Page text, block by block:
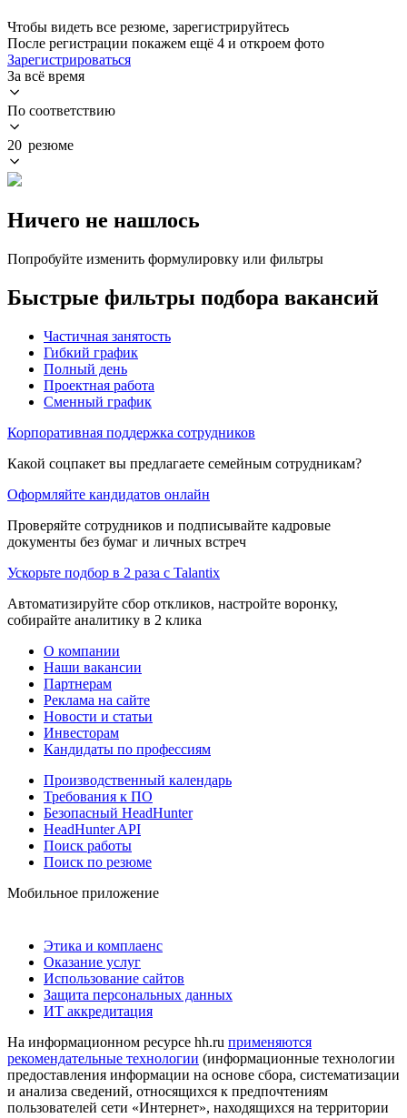
Чтобы видеть все резюме, зарегистрируйтесь
После регистрации покажем ещё 4 и откроем фото
Зарегистрироваться
За всё время
По соответствию
20 резюме
Ничего не нашлось
Попробуйте изменить формулировку или фильтры
Быстрые фильтры подбора вакансий
Частичная занятость
Гибкий график
Полный день
Проектная работа
Сменный график
Корпоративная поддержка сотрудников
Какой соцпакет вы предлагаете семейным сотрудникам?
Оформляйте кандидатов онлайн
Проверяйте сотрудников и подписывайте кадровые
документы без бумаг и личных встреч
Ускорьте подбор в 2 раза с Talantix
Автоматизируйте сбор откликов, настройте воронку,
собирайте аналитику в 2 клика
О компании
Наши вакансии
Партнерам
Реклама на сайте
Новости и статьи
Инвесторам
Кандидаты по профессиям
Производственный календарь
Требования к ПО
Безопасный HeadHunter
HeadHunter API
Поиск работы
Поиск по резюме
Мобильное приложение
Этика и комплаенс
Оказание услуг
Использование сайтов
Защита персональных данных
ИТ аккредитация
На информационном ресурсе hh.ru применяются
рекомендательные технологии (информационные технологии
предоставления информации на основе сбора, систематизации
и анализа сведений, относящихся к предпочтениям
пользователей сети «Интернет», находящихся на территории